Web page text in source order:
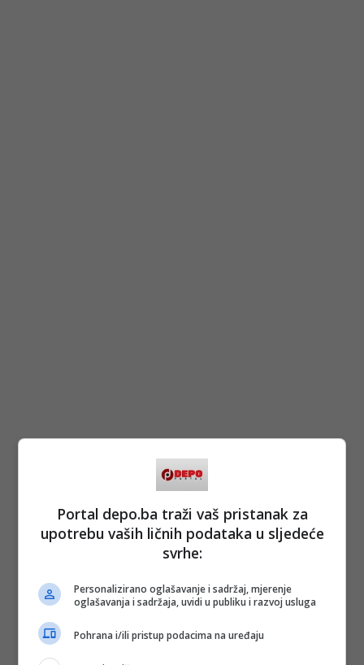
Portal depo.ba traži vaš pristanak za
upotrebu vaših ličnih podataka u sljedeće
svrhe:
Personalizirano oglašavanje i sadržaj, mjerenje
oglašavanja i sadržaja, uvidi u publiku i razvoj usluga
Pohrana i/ili pristup podacima na uređaju